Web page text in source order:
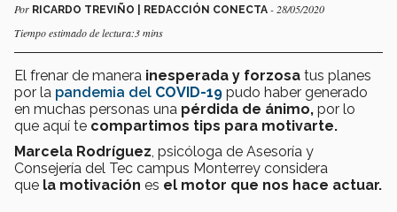
Por RICARDO TREVIÑO | REDACCIÓN CONECTA - 28/05/2020
Tiempo estimado de lectura:3 mins
El frenar de manera inesperada y forzosa tus planes
por la pandemia del COVID-19 pudo haber generado
en muchas personas una pérdida de ánimo, por lo
que aquí te compartimos tips para motivarte.
Marcela Rodríguez , psicóloga de Asesoría y
Consejería del Tec campus Monterrey considera
que la motivación es el motor que nos hace actuar.